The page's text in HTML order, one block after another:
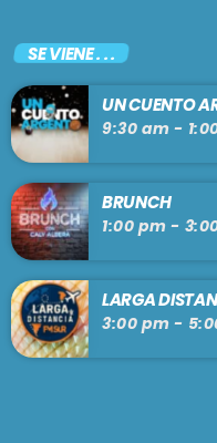
SE VIENE . . .
UN CUENTO
9:30 am -
BRUNCH
1:00 pm -
LARGA
3:00 pm -